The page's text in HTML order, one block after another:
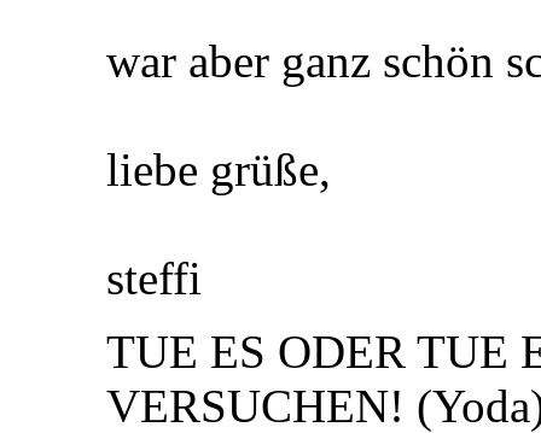
war aber ganz schön
liebe grüße,
steffi
TUE ES ODER TUE
VERSUCHEN!